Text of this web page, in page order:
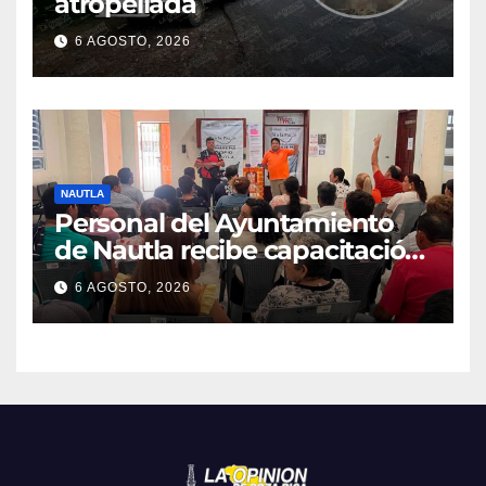
6 AGOSTO, 2026
NAUTLA
Personal del Ayuntamiento
de Nautla recibe capacitación
en atención a emergencias
6 AGOSTO, 2026